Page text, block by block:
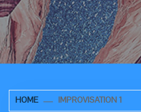
HOME IMPROVISATION 1